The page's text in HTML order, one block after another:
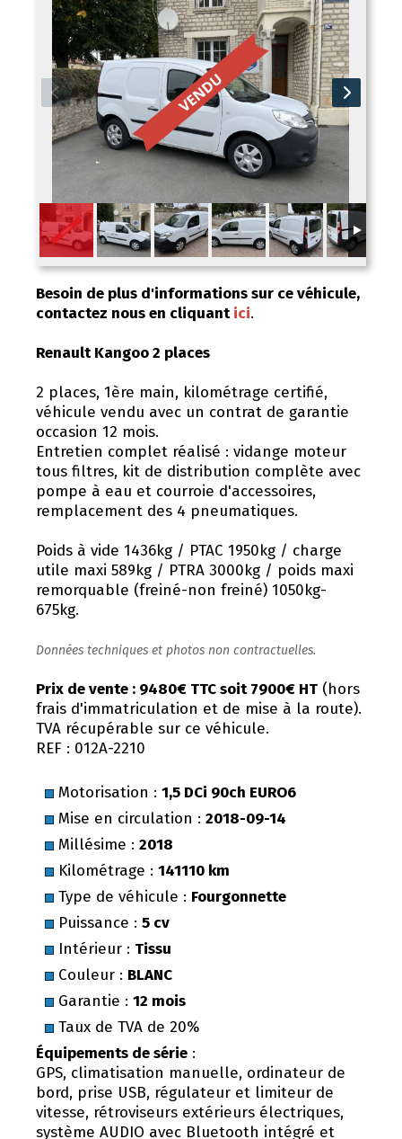
Besoin de plus d'informations sur ce véhicule,
contactez nous en cliquantici.
Renault Kangoo 2 places
2 places, 1ère main, kilométrage certifié,
véhicule vendu avec un contrat de garantie
occasion 12 mois.
Entretien complet réalisé : vidange moteur
tous filtres, kit de distribution complète avec
pompe à eau et courroie d'accessoires,
remplacement des 4 pneumatiques.
Poids à vide 1436kg / PTAC 1950kg / charge
utile maxi 589kg / PTRA 3000kg / poids maxi
remorquable (freiné-non freiné) 1050kg-
675kg.
Données techniques et photos non contractuelles.
Prix de vente : 9480€ TTC soit 7900€ HT (hors
frais d'immatriculation et de mise à la route).
TVA récupérable sur ce véhicule.
REF : 012A-2210
Motorisation : 1,5 DCi 90ch EURO6
Mise en circulation : 2018-09-14
Millésime : 2018
Kilométrage : 141110 km
Type de véhicule : Fourgonnette
Puissance : 5 cv
Intérieur : Tissu
Couleur : BLANC
Garantie : 12 mois
Taux de TVA de 20%
Équipements de série :
GPS, climatisation manuelle, ordinateur de
bord, prise USB, régulateur et limiteur de
vitesse, rétroviseurs extérieurs électriques,
système AUDIO avec Bluetooth intégré et